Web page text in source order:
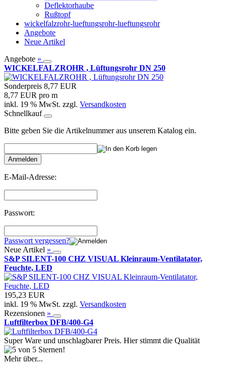
Deflektorhaube
Rußtopf
wickelfalzrohr-lueftungsrohr-lueftungsrohr
Angebote
Neue Artikel
Angebote »
WICKELFALZROHR , Lüftungsrohr DN 250
Sonderpreis 8,77 EUR
8,77 EUR pro m
inkl. 19 % MwSt. zzgl. Versandkosten
Schnellkauf
Bitte geben Sie die Artikelnummer aus unserem Katalog ein.
Anmelden
E-Mail-Adresse:
Passwort:
Passwort vergessen?
Neue Artikel »
S&P SILENT-100 CHZ VISUAL Kleinraum-Ventilatator,
Feuchte, LED
195,23 EUR
inkl. 19 % MwSt. zzgl. Versandkosten
Rezensionen »
Luftfilterbox DFB/400-G4
Super Ware und unschlagbarer Preis. Hier stimmt die Qualität
Mehr über...